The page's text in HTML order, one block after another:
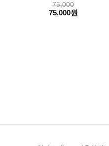
75,000
75,000원